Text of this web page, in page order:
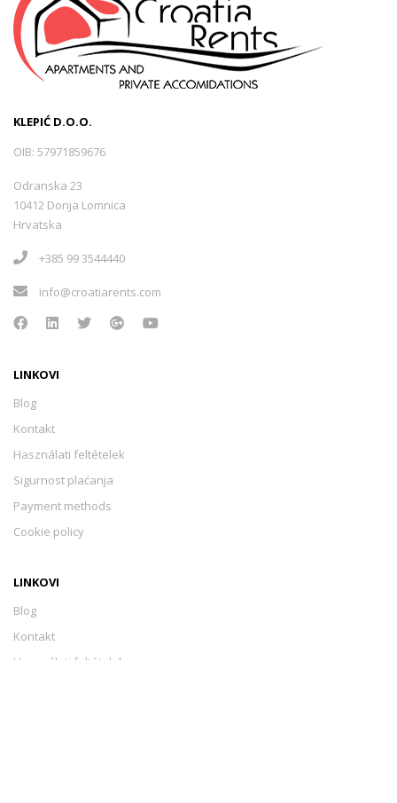
KLEPIĆ D.O.O.
OIB: 57971859676
Odranska 23
10412 Donja Lomnica
Hrvatska
+385 99 3544440
info@croatiarents.com
LINKOVI
Blog
Kontakt
Használati feltételek
Sigurnost plaćanja
Payment methods
Cookie policy
LINKOVI
Blog
Kontakt
Használati feltételek